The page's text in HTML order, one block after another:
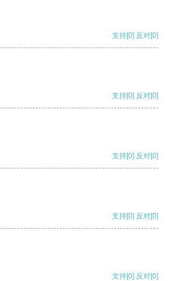
支持[0] 反对[0]
支持[0] 反对[0]
支持[0] 反对[0]
支持[0] 反对[0]
支持[0] 反对[0]